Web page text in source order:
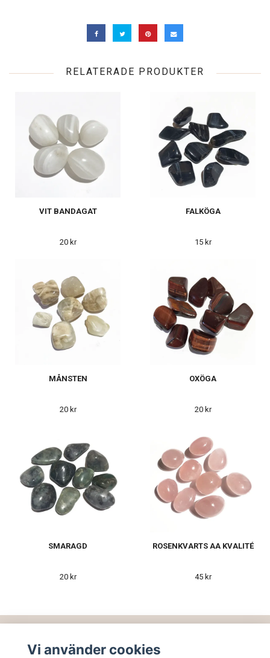
RELATERADE PRODUKTER
VIT BANDAGAT
20 kr
FALKÖGA
15 kr
MÅNSTEN
20 kr
OXÖGA
20 kr
SMARAGD
20 kr
ROSENKVARTS AA KVALITÉ
45 kr
Vi använder cookies